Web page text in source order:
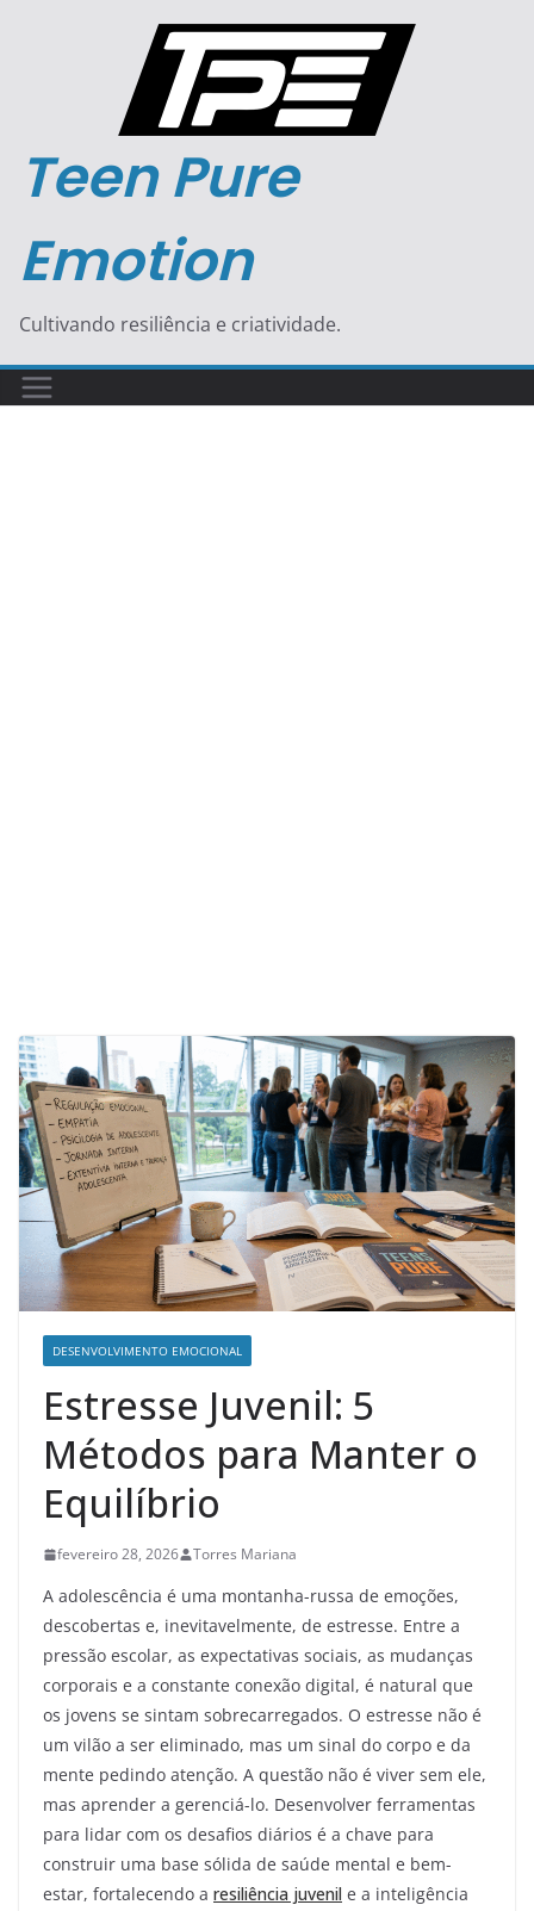
Teen Pure
Emotion
Cultivando resiliência e criatividade.
DESENVOLVIMENTO EMOCIONAL
Estresse Juvenil: 5
Métodos para Manter o
Equilíbrio
fevereiro 28, 2026 Torres Mariana
A adolescência é uma montanha-russa de emoções,
descobertas e, inevitavelmente, de estresse. Entre a
pressão escolar, as expectativas sociais, as mudanças
corporais e a constante conexão digital, é natural que
os jovens se sintam sobrecarregados. O estresse não é
um vilão a ser eliminado, mas um sinal do corpo e da
mente pedindo atenção. A questão não é viver sem ele,
mas aprender a gerenciá-lo. Desenvolver ferramentas
para lidar com os desafios diários é a chave para
construir uma base sólida de saúde mental e bem-
estar, fortalecendo a resiliência juvenil e a inteligência